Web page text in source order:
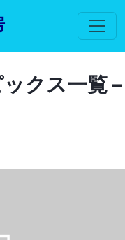
クス一覧 -